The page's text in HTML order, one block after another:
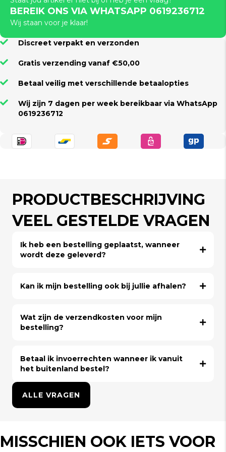
BEREIK ONS VIA WHATSAPP 0619236712
Wij staan voor je klaar!
Discreet verpakt en verzonden
Gratis verzending vanaf €50,00
Betaal veilig met verschillende betaalopties
Wij zijn 7 dagen per week bereikbaar via WhatsApp
0619236712
PRODUCTBESCHRIJVING
VEEL GESTELDE VRAGEN
Ik heb een bestelling geplaatst, wanneer
wordt deze geleverd?
Kan ik mijn bestelling ook bij jullie afhalen?
Wat zijn de verzendkosten voor mijn
bestelling?
Betaal ik invoerrechten wanneer ik vanuit
het buitenland bestel?
ALLE VRAGEN
MISSCHIEN OOK IETS VOOR